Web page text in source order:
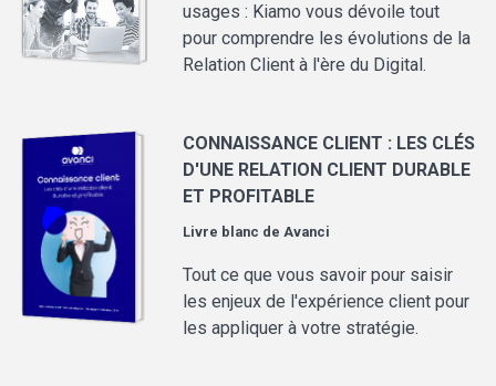
usages : Kiamo vous dévoile tout
pour comprendre les évolutions de la
Relation Client à l'ère du Digital.
CONNAISSANCE CLIENT : LES CLÉS
D'UNE RELATION CLIENT DURABLE
ET PROFITABLE
Livre blanc deAvanci
Tout ce que vous savoir pour saisir
les enjeux de l'expérience client pour
les appliquer à votre stratégie.